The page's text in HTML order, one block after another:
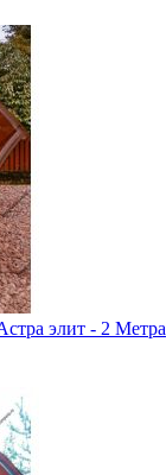
элит - 2 Метра